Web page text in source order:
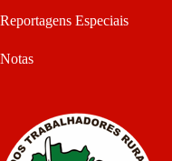
Reportagens Especiais
Notas